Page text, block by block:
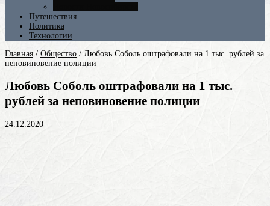
Путешествия
Политика
Технологии
Главная / Общество / Любовь Соболь оштрафовали на 1 тыс. рублей за
неповиновение полиции
Любовь Соболь оштрафовали на 1 тыс.
рублей за неповиновение полиции
24.12.2020